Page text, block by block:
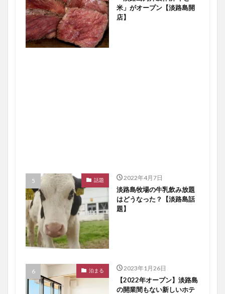
米」がオープン【淡路島開
店】
話題 2022年4月7日
淡路島牧場の牛乳飲み放題
はどうなった？【淡路島話
題】
泊まる 2023年1月26日
【2022年オープン】淡路島
の開業間もない新しいホテ